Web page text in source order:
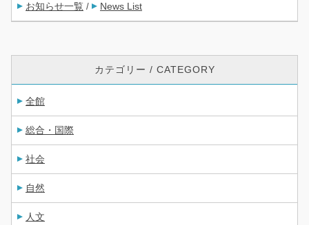
お知らせ一覧 / News List
カテゴリー / CATEGORY
全館
総合・国際
社会
自然
人文